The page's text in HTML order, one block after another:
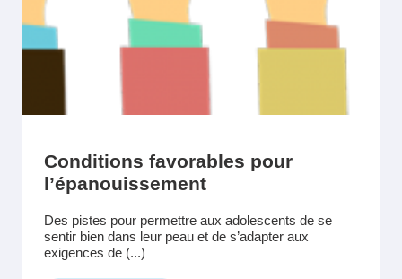
Conditions favorables pour
l’épanouissement
Des pistes pour permettre aux adolescents de se
sentir bien dans leur peau et de s’adapter aux
exigences de (...)